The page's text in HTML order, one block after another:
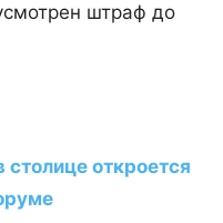
штраф до
откроется